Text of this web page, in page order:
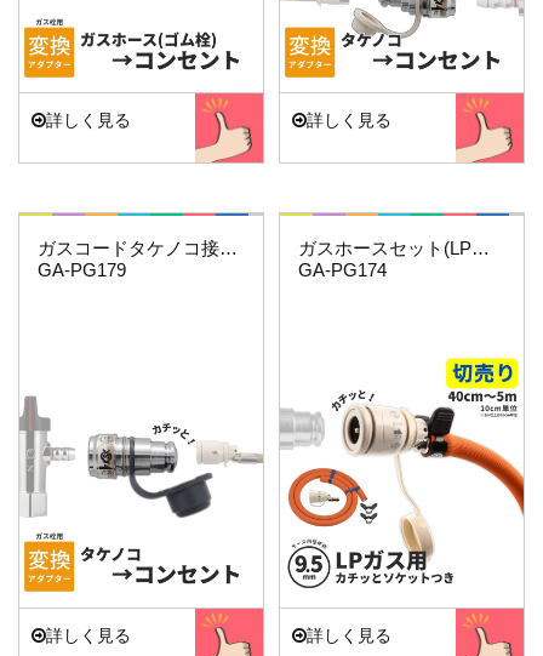
詳しく見る 詳しく見る
これエエやん
ガスコードタケノコ接続用(給気側)
GA-PG179
詳しく見る
これエエやん
ガスホースセット(LPガス9.5ミリ用)3.5…
GA-PG174
詳しく見る